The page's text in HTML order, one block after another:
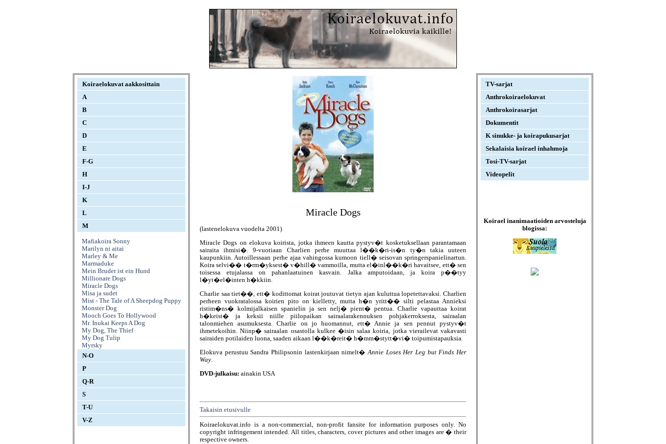
Koiraelokuvat aakkosittain
A
B
C
D
E
F-G
H
I-J
K
L
M
Mafiakoira Sonny
Marilyn ni aitai
Marley & Me
Marmaduke
Mein Bruder ist ein Hund
Millionare Dogs
Miracle Dogs
Misa ja sudet
Mist - The Tale of A Sheepdog Puppy
Monster Dog
Mooch Goes To Hollywood
Mr. Inukai Keeps A Dog
My Dog, The Thief
My Dog Tulip
Myrsky
N-O
P
Q-R
S
T-U
V-Z
TV-sarjat
Anthrokoiraelokuvat
Anthrokoirasarjat
Dokumentit
K sinukke- ja koirapukusarjat
Sekalaisia koirael inhahmoja
Tosi-TV-sarjat
Videopelit
Koirael inanimaatioiden arvosteluja
blogissa:
Miracle Dogs
(lastenelokuva vuodelta 2001)
Miracle Dogs on elokuva koirista, jotka ihmeen kautta pystyv�t kosketuksellaan parantamaan
sairaita ihmisi�. 9-vuotiaan Charlien perhe muuttaa l��k�ri-is�n ty�n takia uuteen
kaupunkiin. Autoillessaan perhe ajaa vahingossa kumoon tiell� seisovan springerspanielinartun.
Koira selvi�� t�rm�yksest� v�hill� vammoilla, mutta el�inl��k�ri havaitsee, ett� sen
toisessa etujalassa on pahanlaatuinen kasvain. Jalka amputoidaan, ja koira p��tyy
l�yt�el�inten h�kkiin.
Charlie saa tiet��, ett� kodittomat koirat joutuvat tietyn ajan kuluttua lopetettavaksi. Charlien
perheen vuokratalossa koirien pito on kielletty, mutta h�n yritt�� silti pelastaa Annieksi
ristim�ns� kolmijalkaisen spanielin ja sen nelj� pient� pentua. Charlie vapauttaa koirat
h�keist� ja keksii niille piilopaikan sairaalarakennuksen pohjakerroksesta, sairaalan
talonmiehen asumuksesta. Charlie on jo huomannut, ett� Annie ja sen pennut pystyv�t
ihmetekoihin. Niinp� sairaalan osastolla kulkee �isin salaa koiria, jotka vierailevat vakavasti
sairaiden potilaiden luona, saaden aikaan l��k�reit� h�mm�stytt�vi� toipumistapauksia.
Elokuva perustuu Sandra Philipsonin lastenkirjaan nimelt� Annie Loses Her Leg but Finds Her
Way
DVD-julkaisu: ainakin USA
Takaisin etusivulle
Koiraelokuvat.info is a non-commercial, non-profit fansite for information purposes only. No
copyright infringement intended. All titles, characters, cover pictures and other images are � their
respective owners.